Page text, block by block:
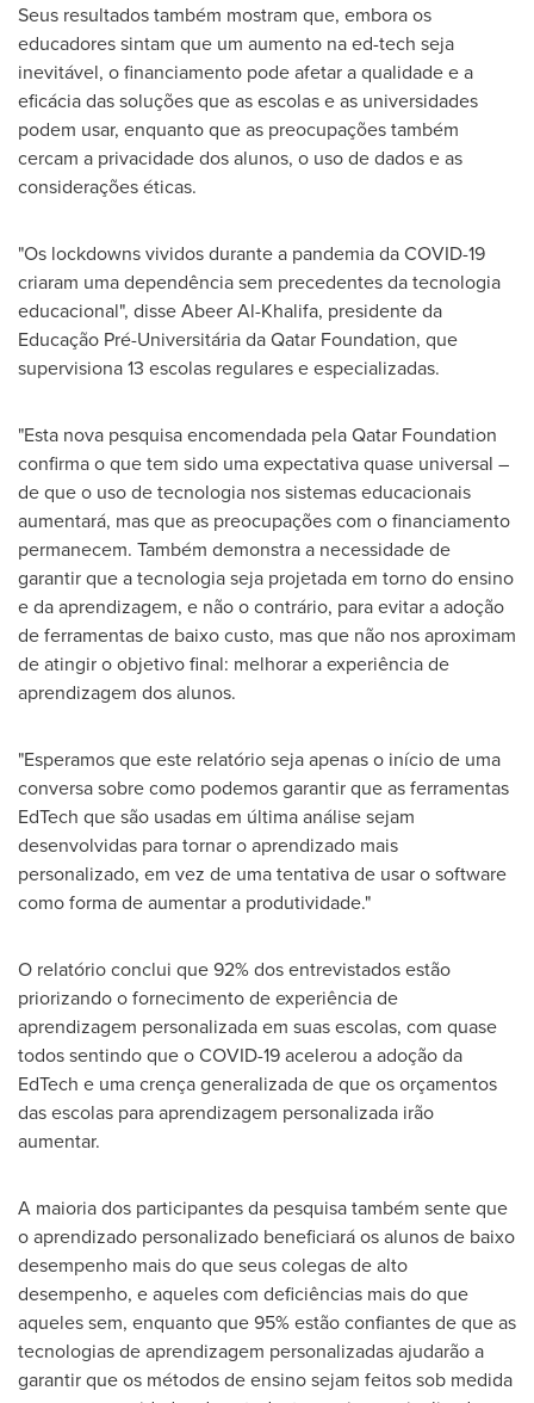
Seus resultados também mostram que, embora os
educadores sintam que um aumento na ed-tech seja
inevitável, o financiamento pode afetar a qualidade e a
eficácia das soluções que as escolas e as universidades
podem usar, enquanto que as preocupações também
cercam a privacidade dos alunos, o uso de dados e as
considerações éticas.
"Os lockdowns vividos durante a pandemia da COVID-19
criaram uma dependência sem precedentes da tecnologia
educacional", disseAbeer Al-Khalifa, presidente da
Educação Pré-Universitária da Qatar Foundation, que
supervisiona 13 escolas regulares e especializadas.
"Esta nova pesquisa encomendada pela Qatar Foundation
confirma o que tem sido uma expectativa quase universal –
de que o uso de tecnologia nos sistemas educacionais
aumentará, mas que as preocupações com o financiamento
permanecem. Também demonstra a necessidade de
garantir que a tecnologia seja projetada em torno do ensino
e da aprendizagem, e não o contrário, para evitar a adoção
de ferramentas de baixo custo, mas que não nos aproximam
de atingir o objetivo final: melhorar a experiência de
aprendizagem dos alunos.
"Esperamos que este relatório seja apenas o início de uma
conversa sobre como podemos garantir que as ferramentas
EdTech que são usadas em última análise sejam
desenvolvidas para tornar o aprendizado mais
personalizado, em vez de uma tentativa de usar o software
como forma de aumentar a produtividade."
O relatório conclui que 92% dos entrevistados estão
priorizando o fornecimento de experiência de
aprendizagem personalizada em suas escolas, com quase
todos sentindo que o COVID-19 acelerou a adoção da
EdTech e uma crença generalizada de que os orçamentos
das escolas para aprendizagem personalizada irão
aumentar.
A maioria dos participantes da pesquisa também sente que
o aprendizado personalizado beneficiará os alunos de baixo
desempenho mais do que seus colegas de alto
desempenho, e aqueles com deficiências mais do que
aqueles sem, enquanto que 95% estão confiantes de que as
tecnologias de aprendizagem personalizadas ajudarão a
garantir que os métodos de ensino sejam feitos sob medida